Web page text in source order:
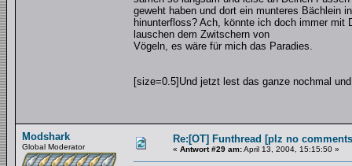
geweht haben und dort ein munteres Bächlein
hinunterfloss? Ach, könnte ich doch immer mit
lauschen dem Zwitschern von
Vögeln, es wäre für mich das Paradies.
[size=0.5]Und jetzt lest das ganze nochmal
Modshark
Global Moderator
Re:[OT] Funthread [plz no
« Antwort #29 am:April 13, 2004, 15:15:50 »